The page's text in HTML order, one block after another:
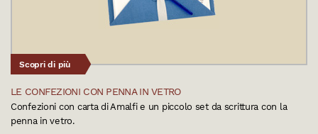
Scopri di più
LE CONFEZIONI CON PENNA IN VETRO
Confezioni con carta di Amalfi e un piccolo set da scrittura con la
penna in vetro.